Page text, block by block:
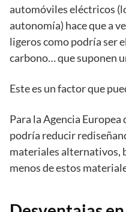
automóviles eléctricos
autonomía) hace que a
ligeros como podría ser
carbono… que suponen
Este es un factor que
Para la Agencia
podría reducir
materiales alternativos,
menos de estos